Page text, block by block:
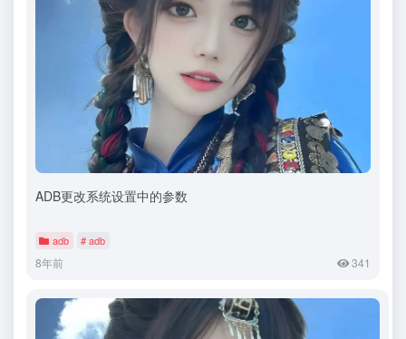
ADB更改系统设置中的参数
adb # adb
8年前 341